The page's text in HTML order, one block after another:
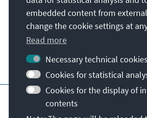
Address
Contact
Visit also
Main page of KAS Imprint
Terms of use
embedded content from
change the cookie settings at
Read more
Necessary technical cookies
Cookies for statistical
Cookies for the display of
contents